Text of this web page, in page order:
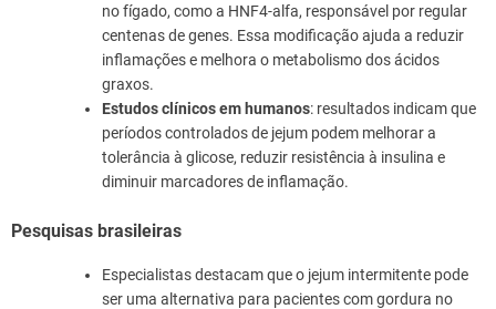
no fígado, como a HNF4-alfa, responsável por regular
centenas de genes. Essa modificação ajuda a reduzir
inflamações e melhora o metabolismo dos ácidos
graxos.
Estudos clínicos em humanos: resultados indicam que
períodos controlados de jejum podem melhorar a
tolerância à glicose, reduzir resistência à insulina e
diminuir marcadores de inflamação.
Pesquisas brasileiras
Especialistas destacam que o jejum intermitente pode
ser uma alternativa para pacientes com gordura no